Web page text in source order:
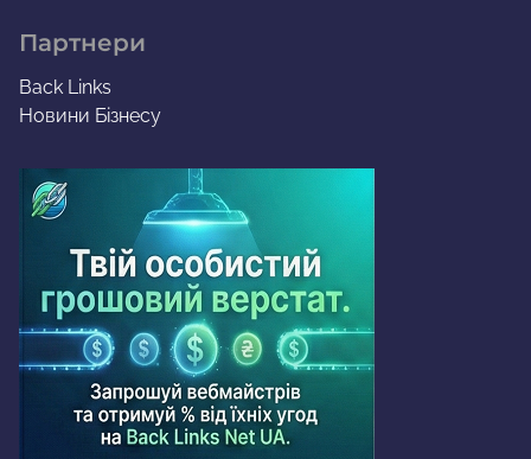
Партнери
Back Links
Новини Бізнесу